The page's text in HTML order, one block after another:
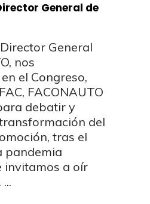
General de
General
nos
el Congreso,
FACONAUTO
debatir y
del
tras el
pandemia
invitamos a oír